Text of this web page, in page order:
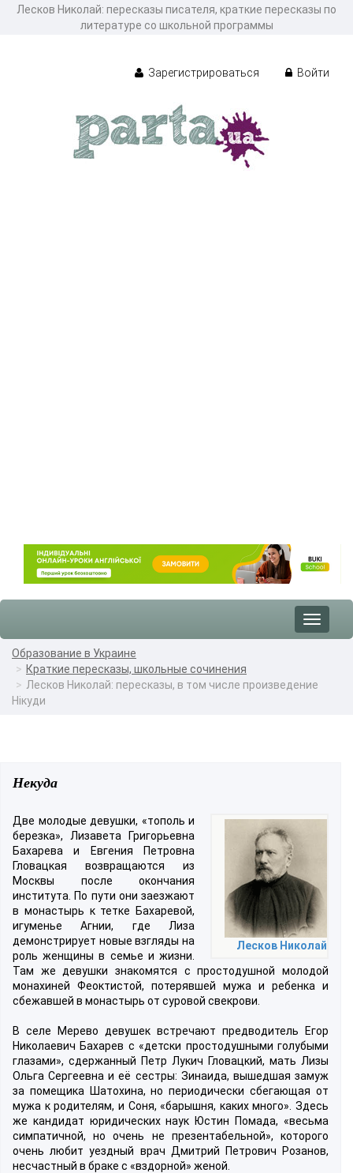
Лесков Николай: пересказы писателя, краткие пересказы по
литературе со школьной программы
Зарегистрироваться Войти
Toggle
Образование в Украине
Краткие пересказы, школьные сочинения
Лесков Николай: пересказы, в том числе произведение
Нікуди
Некуда
Лесков Николай
Две молодые девушки, «тополь и
березка», Лизавета Григорьевна
Бахарева и Евгения Петровна
Гловацкая возвращаются из
Москвы после окончания
института. По пути они заезжают
в монастырь к тетке Бахаревой,
игуменье Агнии, где Лиза
демонстрирует новые взгляды на
роль женщины в семье и жизни.
Там же девушки знакомятся с простодушной молодой
монахиней Феоктистой, потерявшей мужа и ребенка и
сбежавшей в монастырь от суровой свекрови.
В селе Мерево девушек встречают предводитель Егор
Николаевич Бахарев с «детски простодушными голубыми
глазами», сдержанный Петр Лукич Гловацкий, мать Лизы
Ольга Сергеевна и её сестры: Зинаида, вышедшая замуж
за помещика Шатохина, но периодически сбегающая от
мужа к родителям, и Соня, «барышня, каких много». Здесь
же кандидат юридических наук Юстин Помада, «весьма
симпатичной, но очень не презентабельной», которого
очень любит уездный врач Дмитрий Петрович Розанов,
несчастный в браке с «вздорной» женой.